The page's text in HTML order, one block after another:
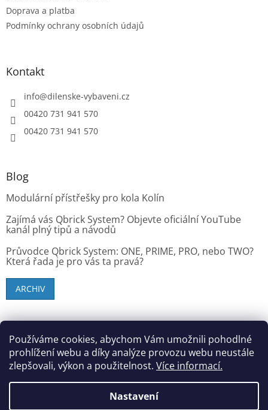
Používáme cookies, abychom Vám umožnili pohodlné
prohlížení webu a díky analýze provozu webu neustále
zlepšovali, výkon a použitelnost. Více informací.
Nastavení
u
Doprava a platba
Podmínky ochrany osobních údajů
Kontakt
info@dilenske-vybaveni.cz
00420 731 941 570
00420 731 941 570
Blog
Modulární přístřešky pro kola Kolín
Zajímá vás Qbrick System? Objevte oficiální YouTube
kanál plný tipů a návodů
Průvodce Qbrick System: ONE, PRIME, PRO, nebo TWO?
Která řada je pro vás ta pravá?
ARCHIV